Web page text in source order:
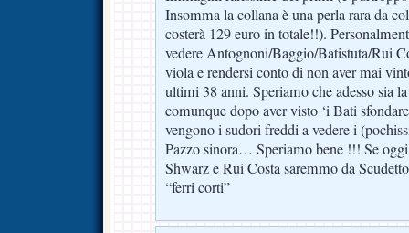
Insomma la collana è una perla rara da
costerà 129 euro in totale!!).
vedere Antognoni/Baggio/Batistuta/Rui
viola e rendersi conto di non aver mai
ultimi 38 anni. Speriamo che adesso sia
comunque dopo aver visto ‘i Bati
vengono i sudori freddi a vedere i
Pazzo sinora… Speriamo bene !!! Se
Shwarz e Rui Costa saremmo da
“ferri corti”